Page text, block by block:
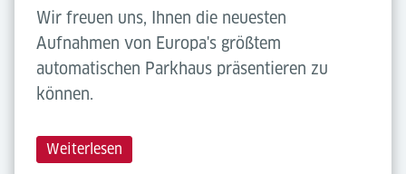
Wir freuen uns, Ihnen die neuesten
Aufnahmen von Europa's größtem
automatischen Parkhaus präsentieren zu
können.
Weiterlesen